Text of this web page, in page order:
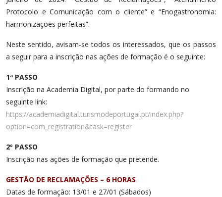
Protocolo e Comunicação com o cliente” e “Enogastronomia:
harmonizações perfeitas”.
Neste sentido, avisam-se todos os interessados, que os passos
a seguir para a inscrição nas ações de formação é o seguinte:
1ª PASSO
Inscrição na Academia Digital, por parte do formando no
seguinte link:
https://academiadigital.turismodeportugal.pt/index.php?
option=com_registration&task=register
2º PASSO
Inscrição nas ações de formação que pretende.
GESTÃO DE RECLAMAÇÕES – 6 HORAS
Datas de formação: 13/01 e 27/01 (Sábados)